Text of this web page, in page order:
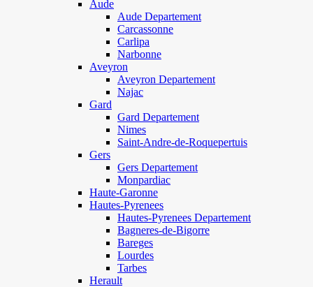
Aude
Aude Departement
Carcassonne
Carlipa
Narbonne
Aveyron
Aveyron Departement
Najac
Gard
Gard Departement
Nimes
Saint-Andre-de-Roquepertuis
Gers
Gers Departement
Monpardiac
Haute-Garonne
Hautes-Pyrenees
Hautes-Pyrenees Departement
Bagneres-de-Bigorre
Bareges
Lourdes
Tarbes
Herault